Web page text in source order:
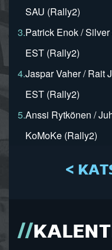
SAU (Rally2)
3.Patrick Enok /
EST (Rally2)
4.Jaspar Vaher / Rait
EST (Rally2)
5.Anssi Rytkönen /
KoMoKe (Rally2)
<